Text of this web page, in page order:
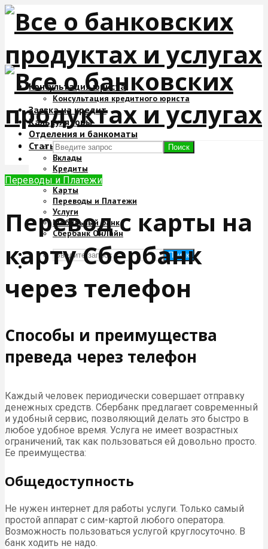
Консультация юриста
Консультация кредитного юриста
Заявка на кредит
Калькуляторы
Отделения и банкоматы
Статьи
Вклады
Кредиты
Ипотека
Карты
Переводы и Платежи
Услуги
Мобильный банк
Сбербанк ОнЛайн
Поиск
Поиск
Переводы и Платежи
Перевод с карты на
карту Сбербанк
через телефон
Способы и преимущества
преведа через телефон
Каждый человек периодически совершает отправку
денежных средств. Сбербанк предлагает современный
и удобный сервис, позволяющий делать это быстро в
любое удобное время. Услуга не имеет возрастных
ограничений, так как пользоваться ей довольно просто.
Ее преимущества:
Общедоступность
Не нужен интернет для работы услуги. Только самый
простой аппарат с сим-картой любого оператора.
Возможность пользоваться услугой круглосуточно. В
банк ходить не надо.